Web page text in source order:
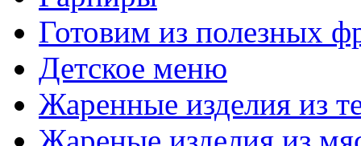
Готовим из полезных
Детское меню
Жаренные изделия из